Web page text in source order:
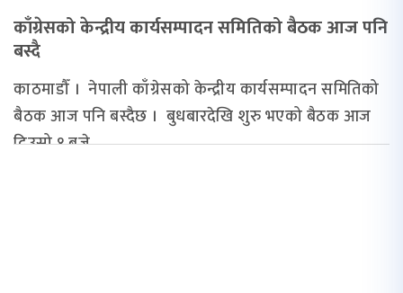
काँग्रेसको केन्द्रीय कार्यसम्पादन समितिको बैठक आज पनि
बस्दै
काठमाडौँ । नेपाली काँग्रेसको केन्द्रीय कार्यसम्पादन समितिको
बैठक आज पनि बस्दैछ । बुधबारदेखि शुरु भएको बैठक आज
दिउसो १ बजे...